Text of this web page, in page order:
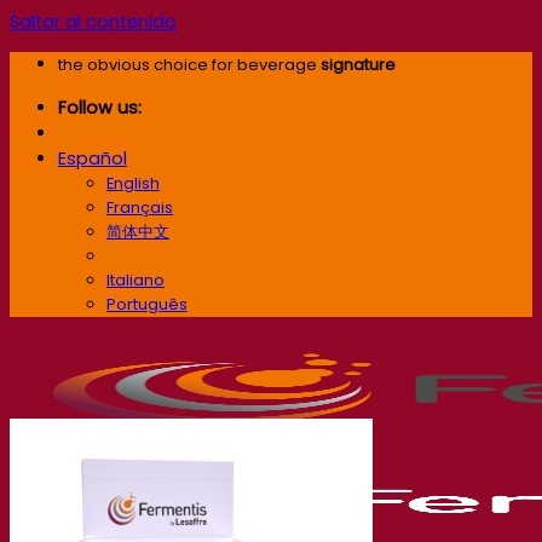
Saltar al contenido
the obvious choice for beverage signature
Follow us:
Español
English
Français
简体中文
Italiano
Português